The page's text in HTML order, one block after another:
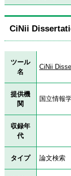
CiNii
ツール
名
CiNii
提供機
関
国立情報
収録年
代
タイプ 論文検索